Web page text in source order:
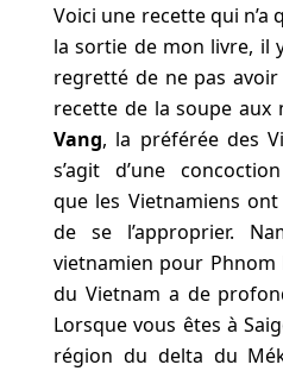
Voici une recette qui
la sortie de mon livre, il
regretté de ne pas
recette de la soupe aux
Vang, la préférée des
s’agit d’une
que les Vietnamiens
de se l’approprier.
vietnamien pour
du Vietnam a de
Lorsque vous êtes à
région du delta du